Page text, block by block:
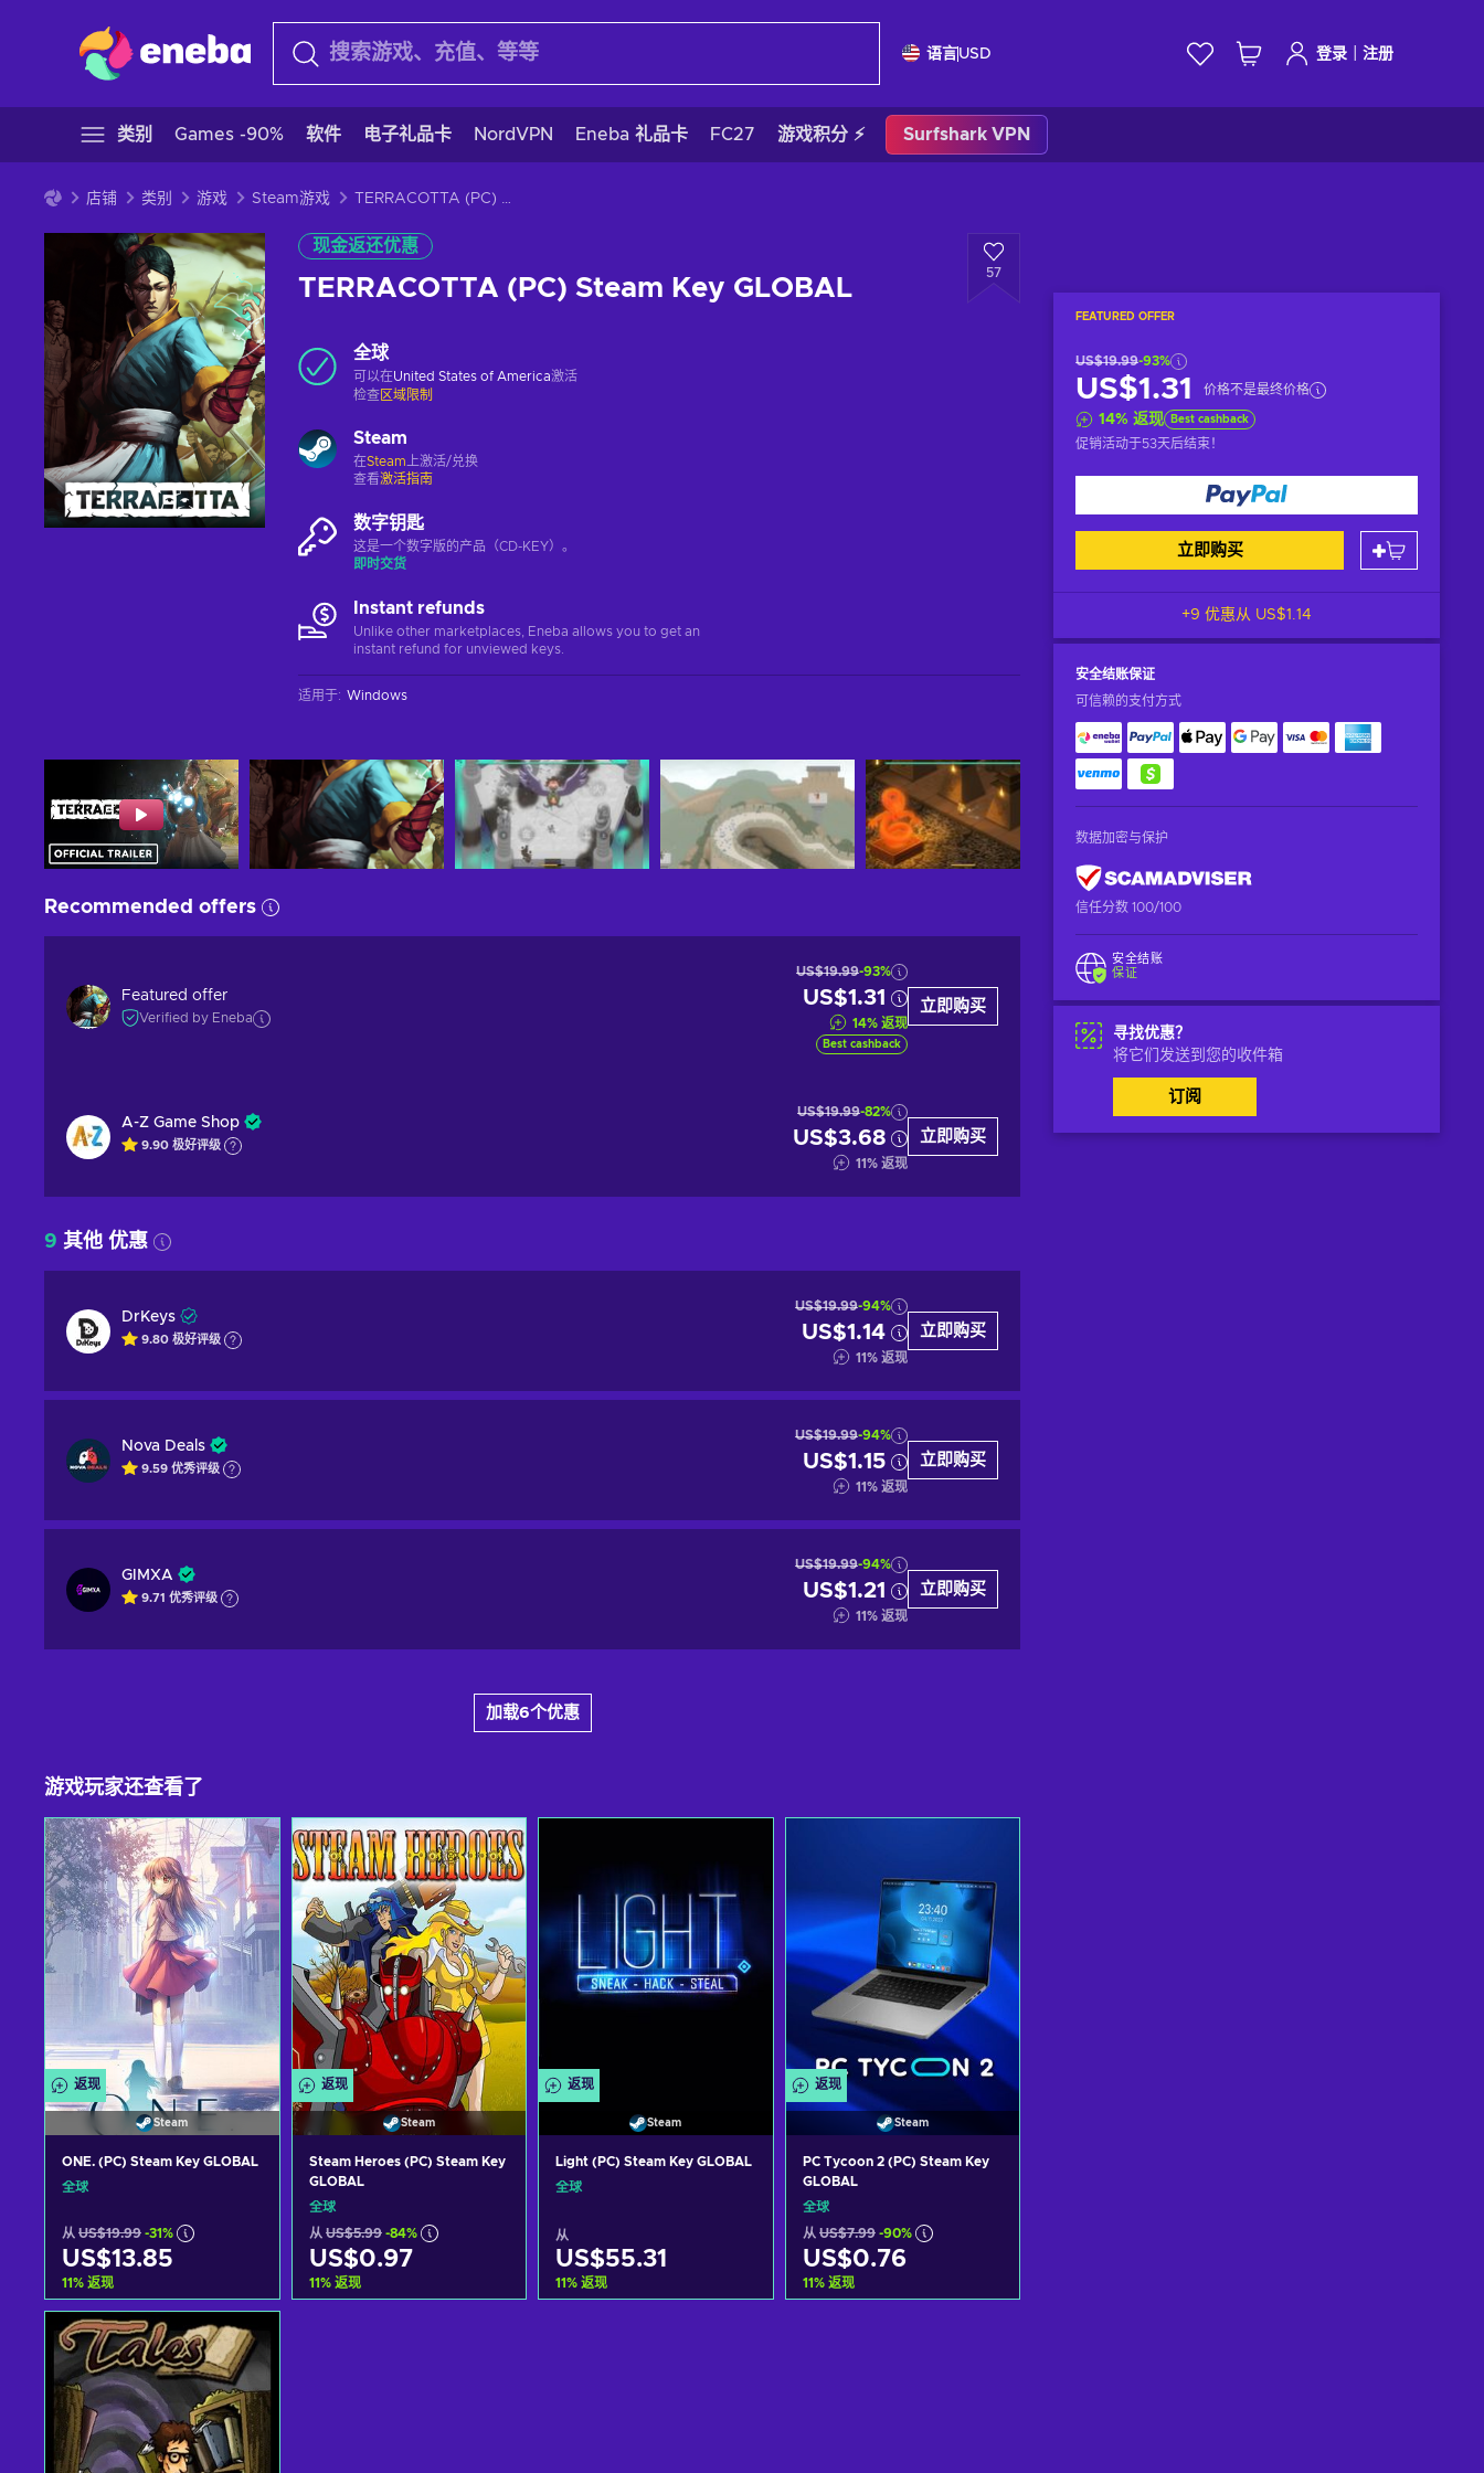
语言USD 登录 注册
类别 Games -90% 软件 电子礼品卡 NordVPN Eneba 礼品卡 FC27 游戏积分 ⚡ Surfshark VPN
店铺 类别 游戏 Steam游戏 TERRACOTTA (PC) Steam Key GLOBAL
现金返还优惠
TERRACOTTA (PC) Steam Key GLOBAL
57
FEATURED OFFER
US$19.99-93%
US$1.31 价格不是最终价格
14% 返现 Best cashback
促销活动于53天后结束！
立即购买
+9 优惠从 US$1.14
安全结账保证
可信赖的支付方式
数据加密与保护
信任分数 100/100
安全结账
保证
寻找优惠？
将它们发送到您的收件箱
订阅
全球
可以在United States of America激活
检查 区域限制
Steam
在Steam 上激活/兑换
查看激活指南
数字钥匙
这是一个数字版的产品（CD-KEY）。
即时交货
Instant refunds
Unlike other marketplaces, Eneba allows you to get an
instant refund for unviewed keys.
适用于: Windows
Recommended offers
Featured offer
Verified by Eneba
US$19.99-93%
US$1.31
14% 返现
Best cashback
立即购买
A-Z Game Shop
9.90 极好评级
US$19.99-82%
US$3.68
11% 返现
立即购买
9 其他 优惠
DrKeys
9.80 极好评级
US$19.99-94%
US$1.14
11% 返现
立即购买
Nova Deals
9.59 优秀评级
US$19.99-94%
US$1.15
11% 返现
立即购买
GIMXA
9.71 优秀评级
US$19.99-94%
US$1.21
11% 返现
立即购买
加载6个优惠
游戏玩家还查看了
返现
Steam
ONE. (PC) Steam Key GLOBAL
全球
从 US$19.99 -31%
US$13.85
11% 返现
加入购物车
View offers
返现
Steam
Steam Heroes (PC) Steam Key
GLOBAL
全球
从 US$5.99 -84%
US$0.97
11% 返现
返现
Steam
Light (PC) Steam Key GLOBAL
全球
从
US$55.31
11% 返现
返现
Steam
PC Tycoon 2 (PC) Steam Key
GLOBAL
全球
从 US$7.99 -90%
US$0.76
11% 返现